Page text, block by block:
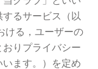
るサービス（以
ける，ユーザーの
りプライバシー
ます。）を定め